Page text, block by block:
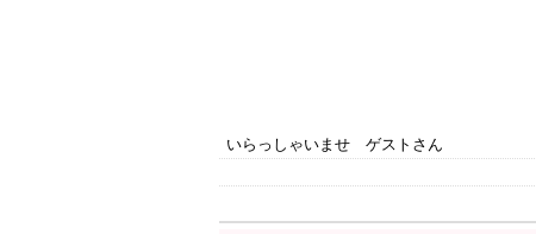
いらっしゃいませ ゲストさん